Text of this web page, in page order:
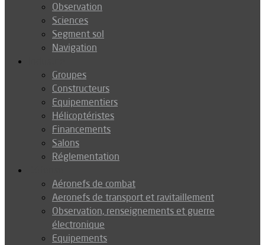
Observation
Sciences
Segment sol
Navigation
Groupes
Constructeurs
Equipementiers
Hélicoptéristes
Financements
Salons
Réglementation
Aéronefs de combat
Aeronefs de transport et ravitaillement
Observation, renseignements et guerre
électronique
Equipements